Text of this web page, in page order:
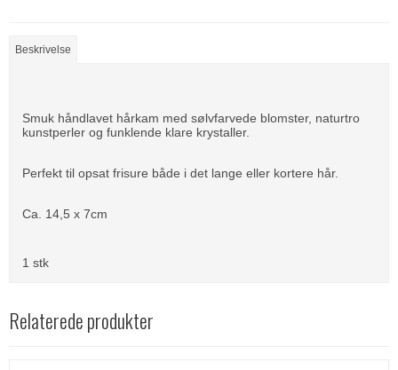
Beskrivelse
Smuk håndlavet hårkam med sølvfarvede blomster, naturtro
kunstperler og funklende klare krystaller.
Perfekt til opsat frisure både i det lange eller kortere hår.
Ca. 14,5 x 7cm
1 stk
Relaterede produkter